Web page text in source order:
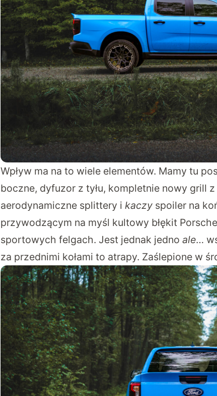
Wpływ ma na to wiele elementów. Mamy tu
boczne, dyfuzor z tyłu, kompletnie nowy grill
aerodynamiczne splittery i kaczy spoiler na
przywodzącym na myśl kultowy błękit
sportowych felgach. Jest jednak jedno ale…
za przednimi kołami to atrapy. Zaślepione w